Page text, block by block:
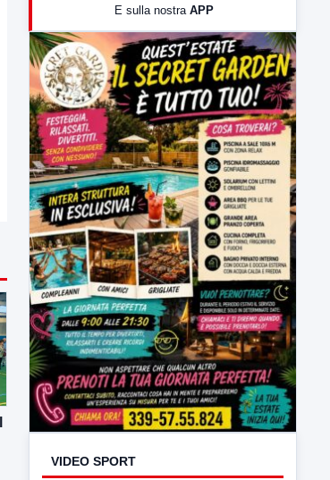
23:00 LabNews (replica)
E sulla nostra APP
VIDEO SPORT
TUTTI I VIDEO